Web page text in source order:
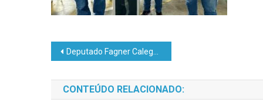
Deputado Fagner Calegário atua no Alto Acre em defesa dos trabalhadores e reivindica direitos da categoria VEJA VIDEO
CONTEÚDO RELACIONADO: